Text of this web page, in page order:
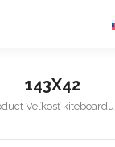
143X42
Veľkosť kiteboardu